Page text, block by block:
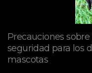
Precauciones
seguridad para los
mascotas